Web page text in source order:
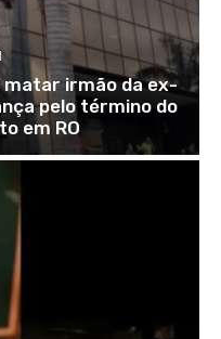
matar irmão da ex-
pelo término do
em RO